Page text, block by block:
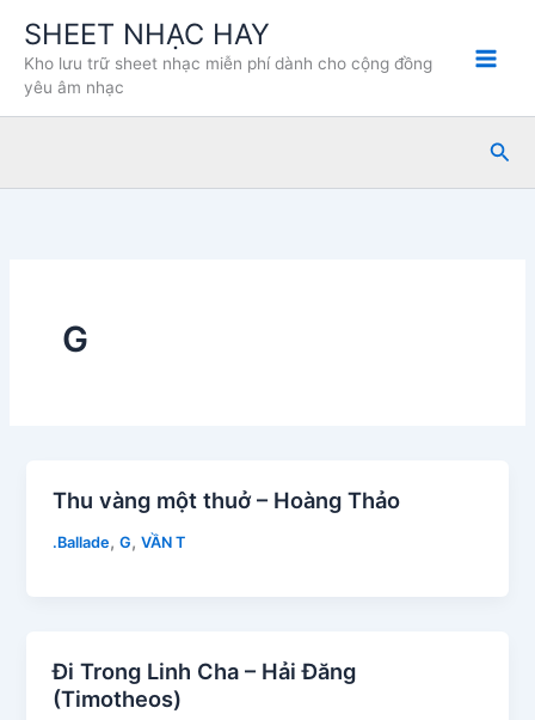
dung
SHEET NHẠC HAY
Kho lưu trữ sheet nhạc miễn phí dành cho cộng đồng
yêu âm nhạc
Tìm
G
Thu vàng một thuở – Hoàng Thảo
.Ballade,G,VẦN T
Đi Trong Linh Cha – Hải Đăng
(Timotheos)